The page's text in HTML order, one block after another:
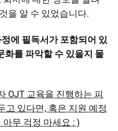
을 알 수 있었습니다.
에 필독서가 포함되어 있
화를 파악할 수 있을지 몰
OJT 교육을 진행하는 피
고 있다면, 혹은 지원 예정
무 걱정 마세요 : )